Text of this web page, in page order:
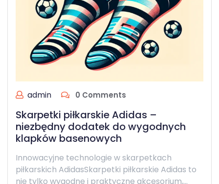
admin 0 Comments
Skarpetki piłkarskie Adidas –
niezbędny dodatek do wygodnych
klapków basenowych
Innowacyjne technologie w skarpetkach
piłkarskich AdidasSkarpetki piłkarskie Adidas to
nie tylko wygodne i praktyczne akcesorium,…